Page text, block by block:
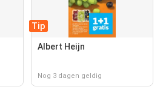
Tip
Albert Heijn
Nog 3 dagen geldig